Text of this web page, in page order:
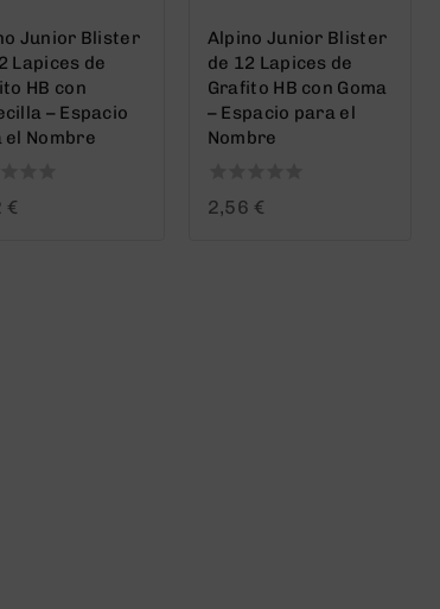
Junior Blister
Lapices de
HB con
– Espacio
el Nombre
€
Alpino Junior Blister
de 12 Lapices de
Grafito HB con Goma
– Espacio para el
Nombre
0
2,56 €